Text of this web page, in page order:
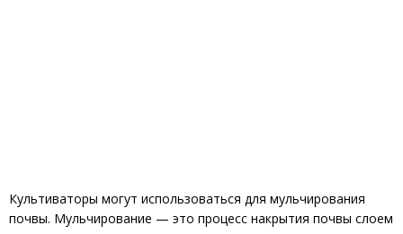
Культиваторы могут использоваться для мульчирования
почвы. Мульчирование — это процесс накрытия почвы слоем